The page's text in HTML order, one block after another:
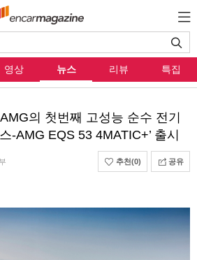
영상 뉴스 리뷰 특집
의 첫번째 고성능 순수 전기
-AMG EQS 53 4MATIC+’ 출시
추천(0) 공유